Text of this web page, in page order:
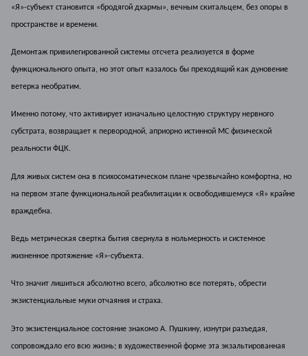
«Я»-субъект становится «бродягой дхармы», вечным скитальцем, без опоры в
пространстве и времени.
Демонтаж привилегированной системы отсчета реализуется в форме
функционального опыта, но этот опыт казалось бы преходящий как дуновение
ветерка необратим.
Именно потому, что активирует изначально целостную структуру нервного
субстрата, возвращает к первородной, априорно истинной МС физической
реальности ФЦК.
Для живых систем она в психосоматическом плане чрезвычайно комфортна, но
на первом этапе функциональной реабилитации к освободившемуся «Я» крайне
враждебна.
Ведь метрическая свертка бытия свернула в нольмерность и системное
жизненное протяжение «Я»-субъекта.
Что значит лишиться абсолютно всего, абсолютно все потерять, обрести
экзистенциальные муки отчаяния и страха.
Это экзистенциальное состояние знакомо А. Пушкину, изнутри разъедая,
сопровождало его всю жизнь; в художественной форме эта экзальтированная